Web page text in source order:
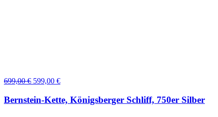
699,00€ Ursprünglicher
war:
699,00 €
599,00 €Aktueller
ist:
599,00 €.
Bernstein-Kette, Königsberger Schliff, 750er Silber